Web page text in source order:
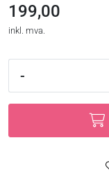
199,00
inkl. mva.
-